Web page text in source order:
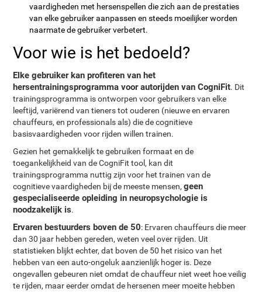
vaardigheden met hersenspellen die zich aan de prestaties
van elke gebruiker aanpassen en steeds moeilijker worden
naarmate de gebruiker verbetert.
Voor wie is het bedoeld?
Elke gebruiker kan profiteren van het
hersentrainingsprogramma voor autorijden van CogniFit. Dit
trainingsprogramma is ontworpen voor gebruikers van elke
leeftijd, variërend van tieners tot ouderen (nieuwe en ervaren
chauffeurs, en professionals als) die de cognitieve
basisvaardigheden voor rijden willen trainen.
Gezien het gemakkelijk te gebruiken formaat en de
toegankelijkheid van de CogniFit tool, kan dit
trainingsprogramma nuttig zijn voor het trainen van de
cognitieve vaardigheden bij de meeste mensen,geen
gespecialiseerde opleiding in neuropsychologie is
noodzakelijk is.
Ervaren bestuurders boven de 50: Ervaren chauffeurs die meer
dan 30 jaar hebben gereden, weten veel over rijden. Uit
statistieken blijkt echter, dat boven de 50 het risico van het
hebben van een auto-ongeluk aanzienlijk hoger is. Deze
ongevallen gebeuren niet omdat de chauffeur niet weet hoe veilig
te rijden, maar eerder omdat de hersenen meer moeite hebben